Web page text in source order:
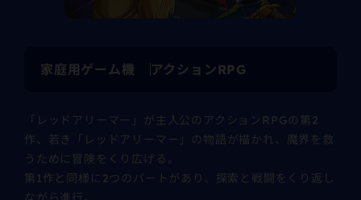
家庭用ゲーム機 アクションRPG
「レッドアリーマー」が主人公のアクションRPGの第2
作、若き「レッドアリーマー」の物語が描かれ、魔界を救
うために冒険をくり広げる。
第1作と同様に2つのパートがあり、探索と戦闘をくり返し